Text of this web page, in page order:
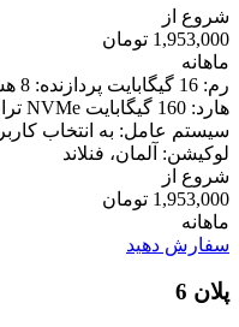
شروع از
1,953,000 تومان
ماهانه
سیستم عامل: به انتخاب
لوکیشن: آلمان، فنلاند
شروع از
1,953,000 تومان
ماهانه
سفارش دهید
پلان 6